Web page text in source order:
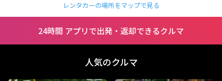
レンタカーの場所をマップで見る
24時間 アプリで出発・返却できるクルマ
人気のクルマ